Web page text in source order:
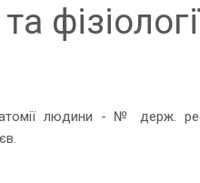
людини - № держ.